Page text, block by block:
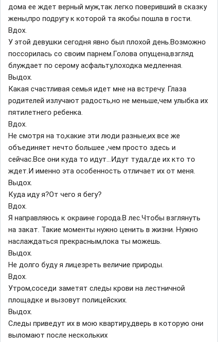
дома ее ждет верный муж,так легко поверивший в сказку
жены,про подругу к которой та якобы пошла в гости.
Вдох.
У этой девушки сегодня явно был плохой день.Возможно
поссорилась со своим парнем.Голова опущена,взгляд
блуждает по серому асфальту,походка медленная.
Выдох.
Какая счастливая семья идет мне на встречу. Глаза
родителей излучают радость,но не меньше,чем улыбка их
пятилетнего ребенка.
Вдох.
Не смотря на то,какие эти люди разные,их все же
объединяет нечто большее ,чем просто здесь и
сейчас.Все они куда то идут...Идут туда,где их кто то
ждет.И именно эта особенность отличает их от меня.
Выдох.
Куда иду я?От чего я бегу?
Вдох.
Я направляюсь к окраине города.В лес.Чтобы взглянуть
на закат. Такие моменты нужно ценить в жизни. Нужно
наслаждаться прекрасным,пока ты можешь.
Выдох.
Не долго буду я лицезреть величие природы.
Вдох.
Утром,соседи заметят следы крови на лестничной
площадке и вызовут полицейских.
Выдох.
Следы приведут их в мою квартиру,дверь в которую они
выломают после нескольких